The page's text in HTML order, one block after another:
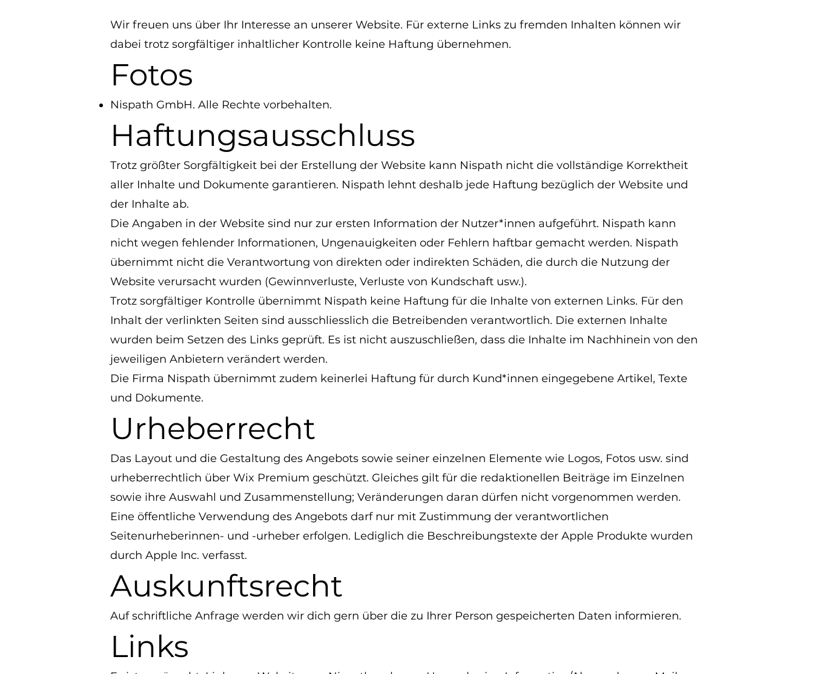
Wir freuen uns über Ihr Interesse an unserer Website. Für externe Links zu fremden Inhalten können wir
dabei trotz sorgfältiger inhaltlicher Kontrolle keine Haftung übernehmen.
Fotos
Nispath GmbH. Alle Rechte vorbehalten.
Haftungsausschluss
Trotz größter Sorgfältigkeit bei der Erstellung der Website kann Nispath nicht die vollständige Korrektheit
aller Inhalte und Dokumente garantieren. Nispath lehnt deshalb jede Haftung bezüglich der Website und
der Inhalte ab.
Die Angaben in der Website sind nur zur ersten Information der Nutzer*innen aufgeführt. Nispath kann
nicht wegen fehlender Informationen, Ungenauigkeiten oder Fehlern haftbar gemacht werden. Nispath
übernimmt nicht die Verantwortung von direkten oder indirekten Schäden, die durch die Nutzung der
Website verursacht wurden (Gewinnverluste, Verluste von Kundschaft usw.).
Trotz sorgfältiger Kontrolle übernimmt Nispath keine Haftung für die Inhalte von externen Links. Für den
Inhalt der verlinkten Seiten sind ausschliesslich die Betreibenden verantwortlich. Die externen Inhalte
wurden beim Setzen des Links geprüft. Es ist nicht auszuschließen, dass die Inhalte im Nachhinein von den
jeweiligen Anbietern verändert werden.
Die Firma Nispath übernimmt zudem keinerlei Haftung für durch Kund*innen eingegebene Artikel, Texte
und Dokumente.
Urheberrecht
Das Layout und die Gestaltung des Angebots sowie seiner einzelnen Elemente wie Logos, Fotos usw. sind
urheberrechtlich über Wix Premium geschützt. Gleiches gilt für die redaktionellen Beiträge im Einzelnen
sowie ihre Auswahl und Zusammenstellung; Veränderungen daran dürfen nicht vorgenommen werden.
Eine öffentliche Verwendung des Angebots darf nur mit Zustimmung der verantwortlichen
Seitenurheberinnen- und -urheber erfolgen. Lediglich die Beschreibungstexte der Apple Produkte wurden
durch Apple Inc. verfasst.
Auskunftsrecht
Auf schriftliche Anfrage werden wir dich gern über die zu Ihrer Person gespeicherten Daten informieren.
Links